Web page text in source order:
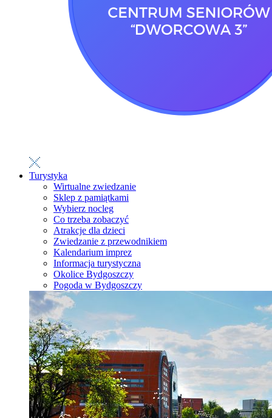
Turystyka
Wirtualne zwiedzanie
Sklep z pamiątkami
Wybierz nocleg
Co trzeba zobaczyć
Atrakcje dla dzieci
Zwiedzanie z przewodnikiem
Kalendarium imprez
Informacja turystyczna
Okolice Bydgoszczy
Pogoda w Bydgoszczy